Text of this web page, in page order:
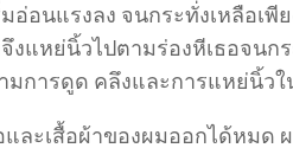
อ่อนแรงลง จนกระทั่งเหลือเ
งแหย่นิ้วไปตามร่องหีเธอจนก
การดูด คลึงและการแหย่นิ้วใ
ละเสื้อผ้าของผมออกได้หมด